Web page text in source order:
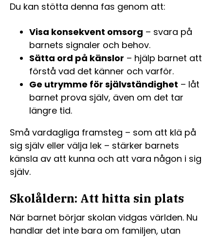
Du kan stötta denna fas genom att:
Visa konsekvent omsorg – svara på
barnets signaler och behov.
Sätta ord på känslor – hjälp barnet att
förstå vad det känner och varför.
Ge utrymme för självständighet – låt
barnet prova själv, även om det tar
längre tid.
Små vardagliga framsteg – som att klä på
sig själv eller välja lek – stärker barnets
känsla av att kunna och att vara någon i sig
själv.
Skolåldern: Att hitta sin plats
När barnet börjar skolan vidgas världen. Nu
handlar det inte bara om familjen, utan